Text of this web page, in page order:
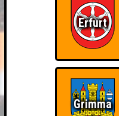
Erfurt
Grimma